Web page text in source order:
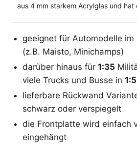
aus 4 mm starkem Acrylglas und hat
geeignet für Automodelle im
(z.B. Maisto, Minichamps)
darüber hinaus für 1:35
viele Trucks und Busse in
lieferbare Rückwand
schwarz oder verspiegelt
die Frontplatte wird einfach
eingehängt